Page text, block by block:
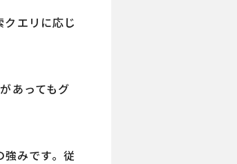
エリに応じ
あってもグ
みです。従